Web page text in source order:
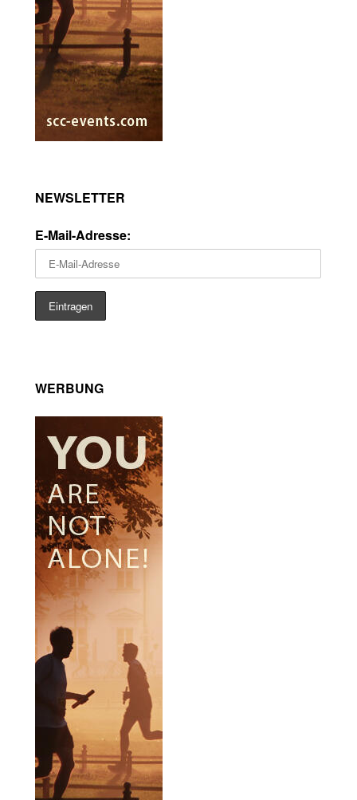
NEWSLETTER
E-Mail-Adresse:
WERBUNG